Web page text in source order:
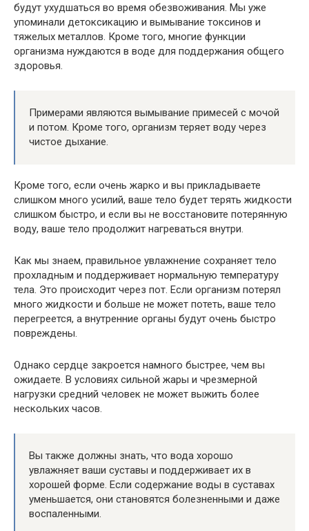
будут ухудшаться во время обезвоживания. Мы уже
упоминали детоксикацию и вымывание токсинов и
тяжелых металлов. Кроме того, многие функции
организма нуждаются в воде для поддержания общего
здоровья.
Примерами являются вымывание примесей с мочой
и потом. Кроме того, организм теряет воду через
чистое дыхание.
Кроме того, если очень жарко и вы прикладываете
слишком много усилий, ваше тело будет терять жидкости
слишком быстро, и если вы не восстановите потерянную
воду, ваше тело продолжит нагреваться внутри.
Как мы знаем, правильное увлажнение сохраняет тело
прохладным и поддерживает нормальную температуру
тела. Это происходит через пот. Если организм потерял
много жидкости и больше не может потеть, ваше тело
перегреется, а внутренние органы будут очень быстро
повреждены.
Однако сердце закроется намного быстрее, чем вы
ожидаете. В условиях сильной жары и чрезмерной
нагрузки средний человек не может выжить более
нескольких часов.
Вы также должны знать, что вода хорошо
увлажняет ваши суставы и поддерживает их в
хорошей форме. Если содержание воды в суставах
уменьшается, они становятся болезненными и даже
воспаленными.